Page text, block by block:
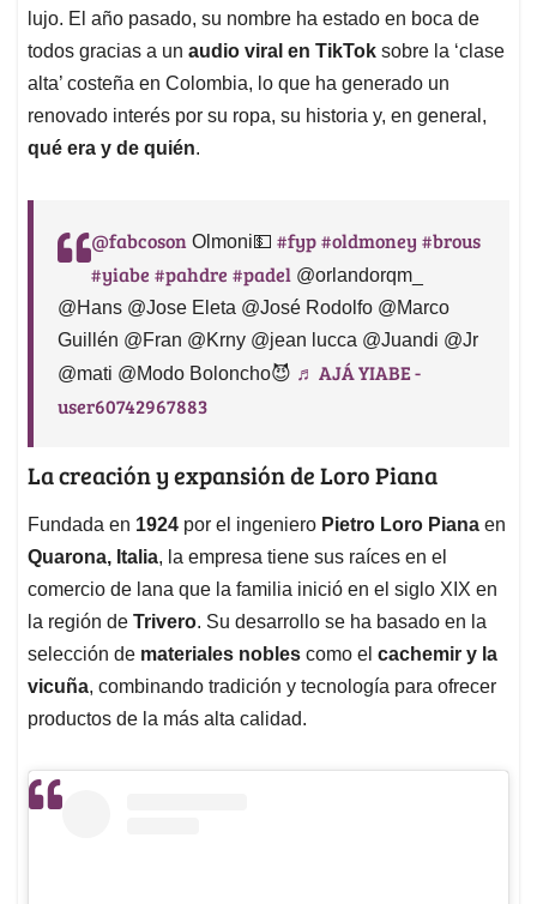
p
k
n
lujo. El año pasado, su nombre ha estado en boca de
todos gracias a un audio viral en TikTok sobre la ‘clase
alta’ costeña en Colombia, lo que ha generado un
renovado interés por su ropa, su historia y, en general,
qué era y de quién.
@fabcoson Olmoni💵 #fyp#oldmoney #brous
#yiabe #pahdre #padel @orlandorqm_
@Hans @Jose Eleta @José Rodolfo @Marco
Guillén @Fran @Krny @jean lucca @Juandi @Jr
@mati @Modo Boloncho😈 ♬ AJÁ YIABE -
user60742967883
La creación y expansión de Loro Piana
Fundada en 1924 por el ingeniero Pietro Loro Piana en
Quarona, Italia, la empresa tiene sus raíces en el
comercio de lana que la familia inició en el siglo XIX en
la región de Trivero. Su desarrollo se ha basado en la
selección de materiales nobles como el cachemir y la
vicuña, combinando tradición y tecnología para ofrecer
productos de la más alta calidad.